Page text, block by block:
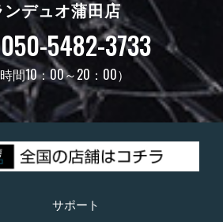
ンデュオ蒲田店
5482-3733
間10：00～20：00）
サポート